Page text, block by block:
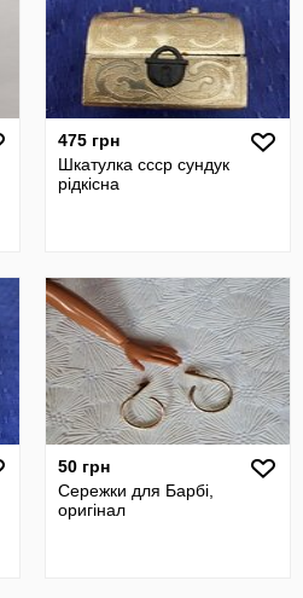
475 грн
Шкатулка ссср сундук
рідкісна
50 грн
Сережки для Барбі,
оригінал